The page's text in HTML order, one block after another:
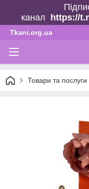
канал
https://
Tkani.org.ua
Товари та послуги